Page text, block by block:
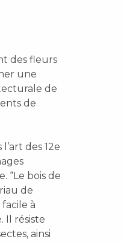
des fleurs
une
de
de
des 12e
“Le bois de
de
à
Il résiste
ainsi